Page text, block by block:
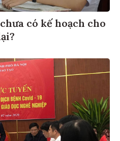
có kế hoạch cho